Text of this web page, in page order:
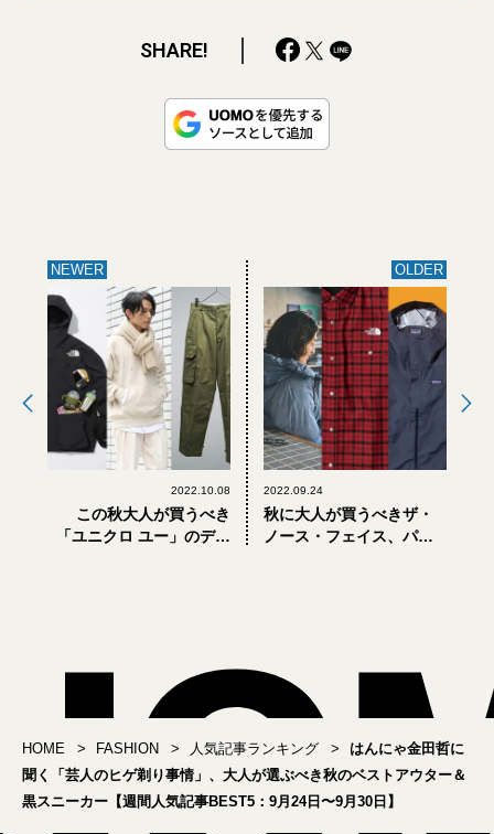
SHARE!
NEWER
2022.10.08
この秋大人が買うべき
「ユニクロ ユー」のデニ
気記事BEST5：10月1
日〜10月7日】
OLDER
2022.09.24
秋に大人が買うべきザ・
ノース・フェイス、パタ
HOME FASHION 人気記事ランキング
はんにゃ金田哲に
聞く「芸人のヒゲ剃り事情」、大人が選ぶべき秋のベストアウター＆
黒スニーカー【週間人気記事BEST5：9月24日〜9月30日】